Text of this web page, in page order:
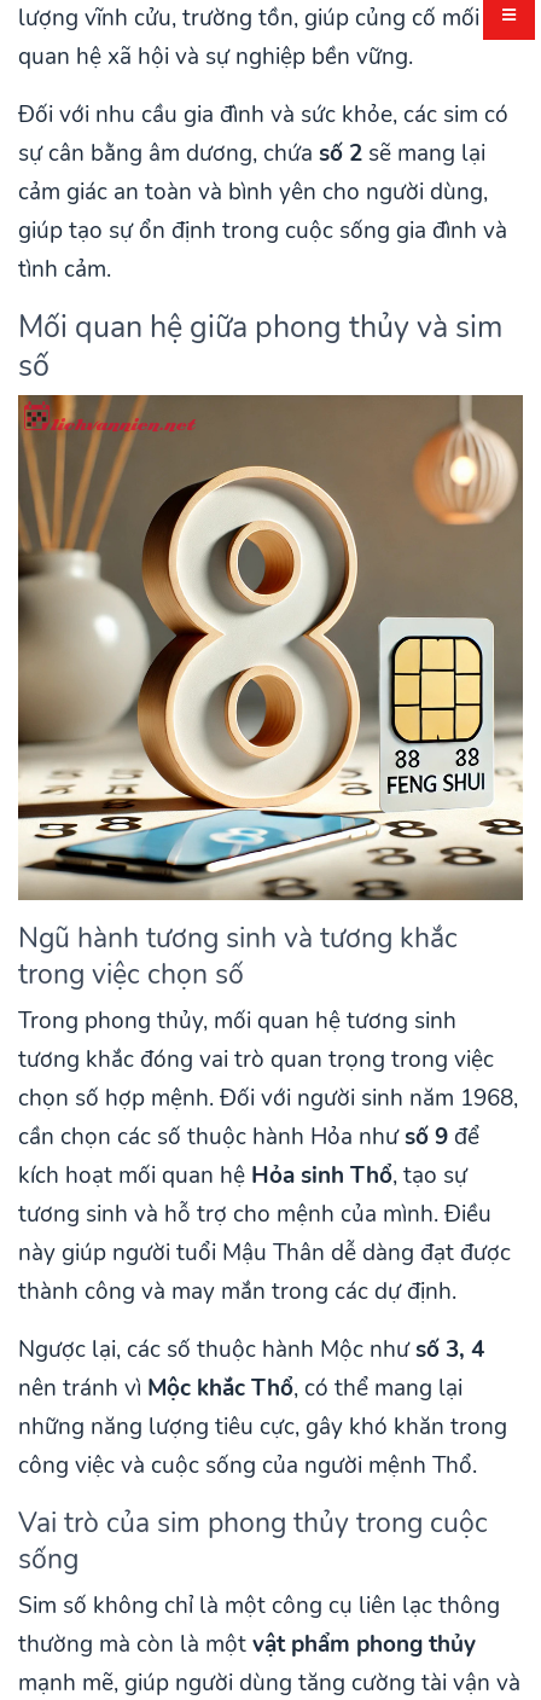
lượng vĩnh cửu, trường tồn, giúp củng cố mối
quan hệ xã hội và sự nghiệp bền vững.
Đối với nhu cầu gia đình và sức khỏe, các sim có
sự cân bằng âm dương, chứa số 2 sẽ mang lại
cảm giác an toàn và bình yên cho người dùng,
giúp tạo sự ổn định trong cuộc sống gia đình và
tình cảm.
Mối quan hệ giữa phong thủy và sim
số
Ngũ hành tương sinh và tương khắc
trong việc chọn số
Trong phong thủy, mối quan hệ tương sinh
tương khắc đóng vai trò quan trọng trong việc
chọn số hợp mệnh. Đối với người sinh năm 1968,
cần chọn các số thuộc hành Hỏa nhưsố 9 để
kích hoạt mối quan hệ Hỏa sinh Thổ, tạo sự
tương sinh và hỗ trợ cho mệnh của mình. Điều
này giúp người tuổi Mậu Thân dễ dàng đạt được
thành công và may mắn trong các dự định.
Ngược lại, các số thuộc hành Mộc nhưsố 3, 4
nên tránh vì Mộc khắc Thổ, có thể mang lại
những năng lượng tiêu cực, gây khó khăn trong
công việc và cuộc sống của người mệnh Thổ.
Vai trò của sim phong thủy trong cuộc
sống
Sim số không chỉ là một công cụ liên lạc thông
thường mà còn là mộtvật phẩm phong thủy
mạnh mẽ, giúp người dùng tăng cường tài vận và